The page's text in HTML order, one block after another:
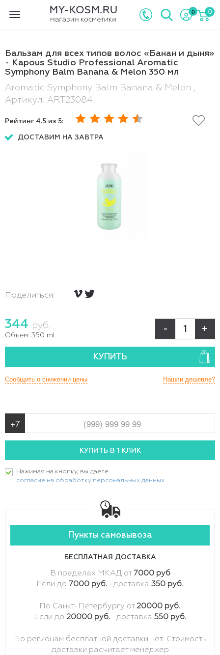
Toggle
0 0
Бальзам для всех типов волос «Банан и дыня»
- Kapous Studio Professional Aromatic
Symphony Balm Banana & Melon 350 мл
Aromatic Symphony Balm Banana & Melon ,
Артикул: ART23084
Рейтинг 4.5 из 5:
ДОСТАВИМ НА ЗАВТРА
Поделиться:
344 руб.
Объем: 350 ml
- +
КУПИТЬ
Нашли дешевле?
Сообщить о снижении цены
Нажимая на кнопку, вы даете
согласие на обработку персональных данных
Пункты самовывоза
БЕСПЛАТНАЯ ДОСТАВКА
В пределах МКАД от 7000 руб
Если до 7000 руб. -доставка 350 руб.
По Санкт-Петербургу от20000 руб.
Если до 20000 руб. -доставка 550 руб.
По регионам бесплатной доставки нет. Стоимость
доставки расчитает менеджер